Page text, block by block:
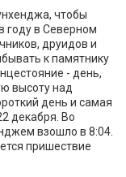
чтобы
году в Северном
друидов и
к памятнику
- день,
высоту над
день и самая
декабря. Во
взошло в 8:04.
пришествие